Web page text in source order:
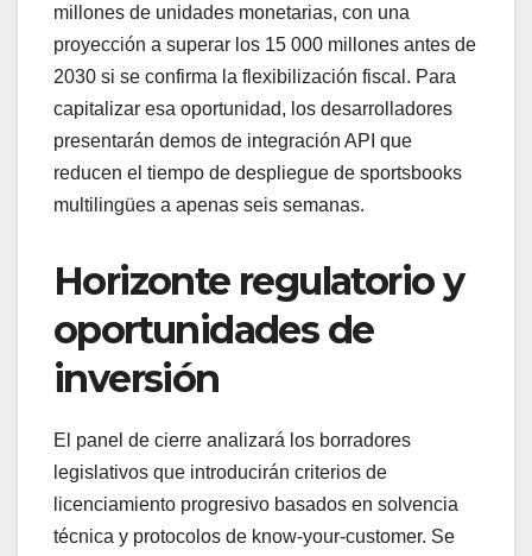
millones de unidades monetarias, con una
proyección a superar los 15 000 millones antes de
2030 si se confirma la flexibilización fiscal. Para
capitalizar esa oportunidad, los desarrolladores
presentarán demos de integración API que
reducen el tiempo de despliegue de sportsbooks
multilingües a apenas seis semanas.
Horizonte regulatorio y
oportunidades de
inversión
El panel de cierre analizará los borradores
legislativos que introducirán criterios de
licenciamiento progresivo basados en solvencia
técnica y protocolos de know-your-customer. Se